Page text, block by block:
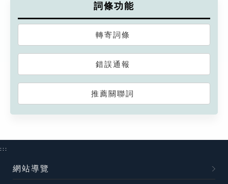
詞條功能
轉寄詞條
錯誤通報
推薦關聯詞
:::
網站導覽